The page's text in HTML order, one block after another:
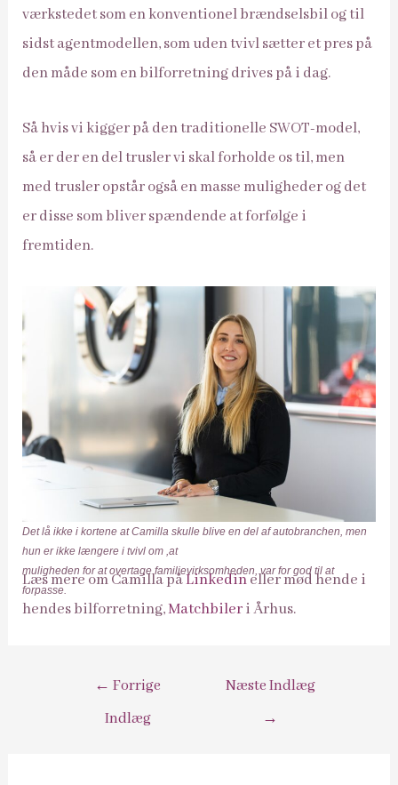
værkstedet som en konventionel brændselsbil og til
sidst agentmodellen, som uden tvivl sætter et pres på
den måde som en bilforretning drives på i dag.
Så hvis vi kigger på den traditionelle SWOT-model,
så er der en del trusler vi skal forholde os til, men
med trusler opstår også en masse muligheder og det
er disse som bliver spændende at forfølge i
fremtiden.
Det lå ikke i kortene at Camilla skulle blive en del af autobranchen, men
hun er ikke længere i tvivl om ,at
muligheden for at overtage familievirksomheden, var for god til at
forpasse.
Læs mere om Camilla påLinkedineller mød hende i
hendes bilforretning,Matchbileri Århus.
Indlægsnavigation
← Forrige
Indlæg
Næste Indlæg
→